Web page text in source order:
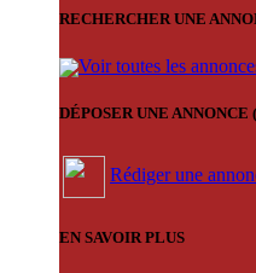
RECHERCHER UNE
Voir toutes les
DÉPOSER UNE
Rédiger une
EN SAVOIR PLUS